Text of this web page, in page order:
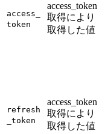
access_
token
access_token
取得により
取得した値
refresh
_token
access_token
取得により
取得した値